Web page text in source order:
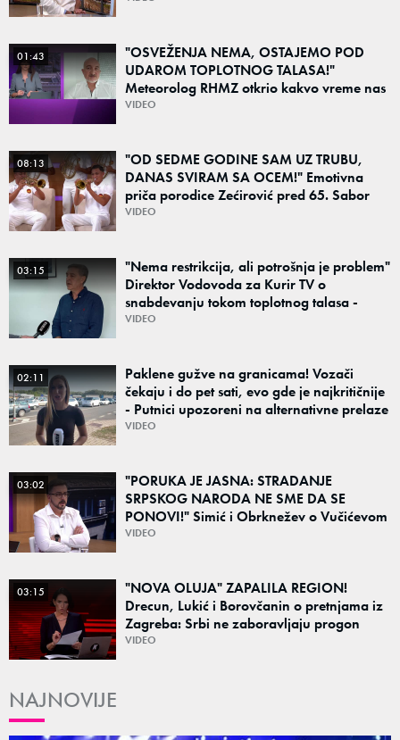
01:43
"OSVEŽENJA NEMA, OSTAJEMO POD
UDAROM TOPLOTNOG TALASA!"
Meteorolog RHMZ otkrio kakvo vreme nas
čeka do kraja avgusta
VIDEO
08:13
"OD SEDME GODINE SAM UZ TRUBU,
DANAS SVIRAM SA OCEM!" Emotivna
priča porodice Zećirović pred 65. Sabor
trubača u Guči
VIDEO
03:15
"Nema restrikcija, ali potrošnja je problem"
Direktor Vodovoda za Kurir TV o
snabdevanju tokom toplotnog talasa -
Poznato kakva je situacija sa vodom
VIDEO
02:11
Paklene gužve na granicama! Vozači
čekaju i do pet sati, evo gde je najkritičnije
- Putnici upozoreni na alternativne prelaze
VIDEO
03:02
"PORUKA JE JASNA: STRADANJE
SRPSKOG NARODA NE SME DA SE
PONOVI!" Simić i Obrknežev o Vučićevom
govoru i porukama jedinstva: "Od prošlosti
VIDEO
03:15
"NOVA OLUJA" ZAPALILA REGION!
Drecun, Lukić i Borovčanin o pretnjama iz
Zagreba: Srbi ne zaboravljaju progon
VIDEO
NAJNOVIJE